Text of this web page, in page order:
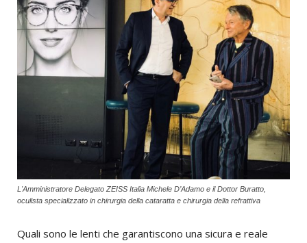
L'Amministratore Delegato ZEISS Italia Michele D’Adamo e il Dottor Buratto,
oculista specializzato in chirurgia della cataratta e chirurgia della refrattiva
Quali sono le lenti che garantiscono una sicura e reale